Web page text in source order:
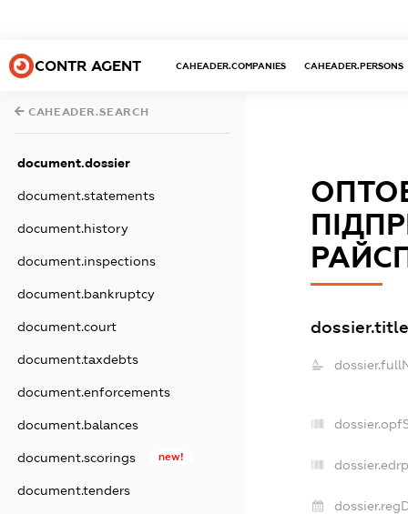
CONTR AGENT CAHEADER.COMPANIES CAHEADER.PERSONS
CAHEADER.SEARCH
document.dossier
document.statements
document.history
document.inspections
document.bankruptcy
document.court
document.taxdebts
document.enforcements
document.balances
document.scorings new!
document.tenders
dossier.title